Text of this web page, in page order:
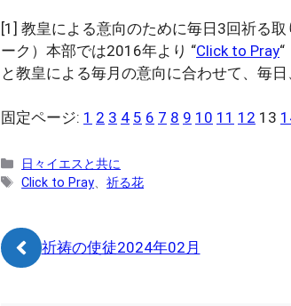
[1] 教皇による意向のために毎日3回祈る
ーク）本部では2016年より “Click to Pray
と教皇による毎月の意向に合わせて、毎
固定ページ: 1 2 3 4 5 6 7 8 9 10 11 12 13
カ
テ
ー
日々イエスと共に
タ
Click to Pray、祈る花
祈祷の使徒2024年02月